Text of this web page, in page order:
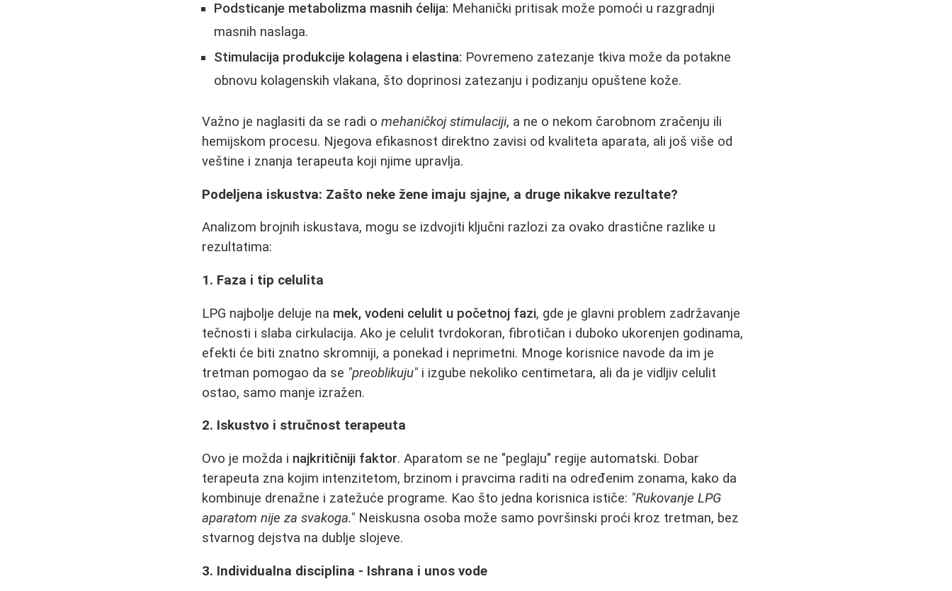
Podsticanje metabolizma masnih ćelija: Mehanički pritisak može pomoći u razgradnji
masnih naslaga.
Stimulacija produkcije kolagena i elastina: Povremeno zatezanje tkiva može da potakne
obnovu kolagenskih vlakana, što doprinosi zatezanju i podizanju opuštene kože.
Važno je naglasiti da se radi omehaničkoj stimulaciji, a ne o nekom čarobnom zračenju ili
hemijskom procesu. Njegova efikasnost direktno zavisi od kvaliteta aparata, ali još više od
veštine i znanja terapeuta koji njime upravlja.
Podeljena iskustva: Zašto neke žene imaju sjajne, a druge nikakve rezultate?
Analizom brojnih iskustava, mogu se izdvojiti ključni razlozi za ovako drastične razlike u
rezultatima:
1. Faza i tip celulita
LPG najbolje deluje na mek, vodeni celulit u početnoj fazi, gde je glavni problem zadržavanje
tečnosti i slaba cirkulacija. Ako je celulit tvrdokoran, fibrotičan i duboko ukorenjen godinama,
efekti će biti znatno skromniji, a ponekad i neprimetni. Mnoge korisnice navode da im je
tretman pomogao da se "preoblikuju" i izgube nekoliko centimetara, ali da je vidljiv celulit
ostao, samo manje izražen.
2. Iskustvo i stručnost terapeuta
Ovo je možda i najkritičniji faktor. Aparatom se ne "peglaju" regije automatski. Dobar
terapeuta zna kojim intenzitetom, brzinom i pravcima raditi na određenim zonama, kako da
kombinuje drenažne i zatežuće programe. Kao što jedna korisnica ističe: "Rukovanje LPG
aparatom nije za svakoga." Neiskusna osoba može samo površinski proći kroz tretman, bez
stvarnog dejstva na dublje slojeve.
3. Individualna disciplina - Ishrana i unos vode